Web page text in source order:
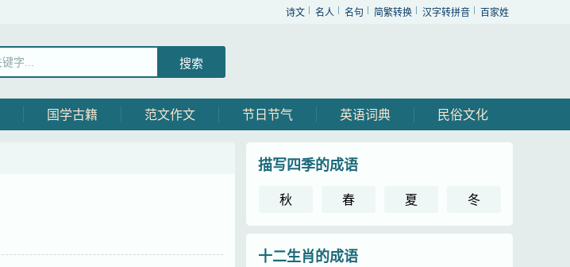
诗文 名人 名句 简繁转换 汉字转拼音 百家姓
国学古籍 范文作文 节日节气 英语词典 民俗文化
描写四季的成语
秋 春 夏 冬
十二生肖的成语